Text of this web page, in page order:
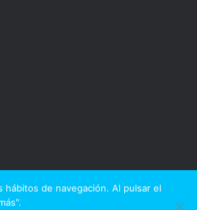
de navegación. Al pulsar el